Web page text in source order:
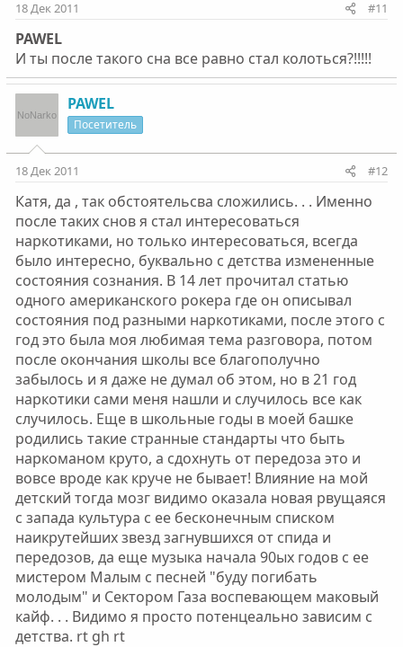
18 Дек 2011 #11
PAWEL
И ты после такого сна все равно стал колоться?!!!!!
PAWEL
Посетитель
18 Дек 2011 #12
Катя, да , так обстоятельсва сложились. . . Именно
после таких снов я стал интересоваться
наркотиками, но только интересоваться, всегда
было интересно, буквально с детства измененные
состояния сознания. В 14 лет прочитал статью
одного американского рокера где он описывал
состояния под разными наркотиками, после этого с
год это была моя любимая тема разговора, потом
после окончания школы все благополучно
забылось и я даже не думал об этом, но в 21 год
наркотики сами меня нашли и случилось все как
случилось. Еще в школьные годы в моей башке
родились такие странные стандарты что быть
наркоманом круто, а сдохнуть от передоза это и
вовсе вроде как круче не бывает! Влияние на мой
детский тогда мозг видимо оказала новая рвущаяся
с запада культура с ее бесконечным списком
наикрутейших звезд загнувшихся от спида и
передозов, да еще музыка начала 90ых годов с ее
мистером Малым с песней "буду погибать
молодым" и Сектором Газа воспевающем маковый
кайф. . . Видимо я просто потенцеально зависим с
детства. rt gh rt